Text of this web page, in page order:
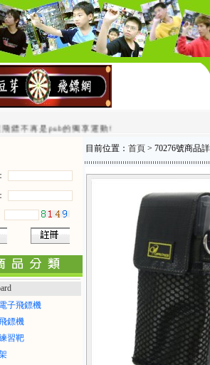
不再是pub的獨享運動!
子飛鏢機
鏢機
習靶
目前位置： 首頁 > 70276號商品